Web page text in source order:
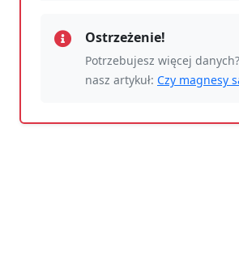
Ostrzeżenie!
Potrzebujesz więcej
nasz artykuł: Czy magnesy